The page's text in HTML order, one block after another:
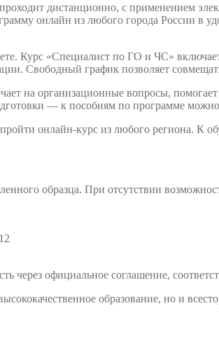
дистанционно, с применением
онлайн из любого города России в
Курс «Специалист по ГО и ЧС»
Свободный график позволяет
на организационные вопросы,
— к пособиям по программе
онлайн-курс из любого региона.
образца. При отсутствии
официальное соглашение,
образование, но и